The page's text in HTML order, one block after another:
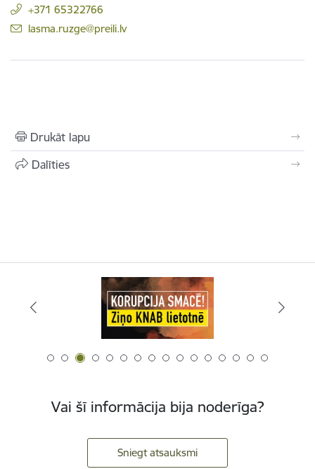
+371 65322766
E-pasts:
lasma.ruzge@preili.lv
Drukāt lapu
Dalīties
Vai šī informācija bija noderīga?
Sniegt atsauksmi